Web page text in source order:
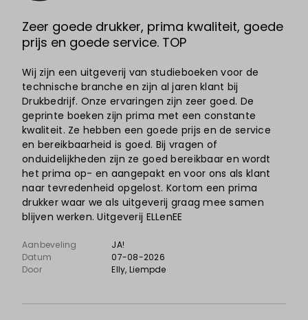
Zeer goede drukker, prima kwaliteit, goede
prijs en goede service. TOP
Wij zijn een uitgeverij van studieboeken voor de
technische branche en zijn al jaren klant bij
Drukbedrijf. Onze ervaringen zijn zeer goed. De
geprinte boeken zijn prima met een constante
kwaliteit. Ze hebben een goede prijs en de service
en bereikbaarheid is goed. Bij vragen of
onduidelijkheden zijn ze goed bereikbaar en wordt
het prima op- en aangepakt en voor ons als klant
naar tevredenheid opgelost. Kortom een prima
drukker waar we als uitgeverij graag mee samen
blijven werken. Uitgeverij ELLenEE
Aanbeveling
JA!
Datum
07-08-2026
Door
Elly, Liempde